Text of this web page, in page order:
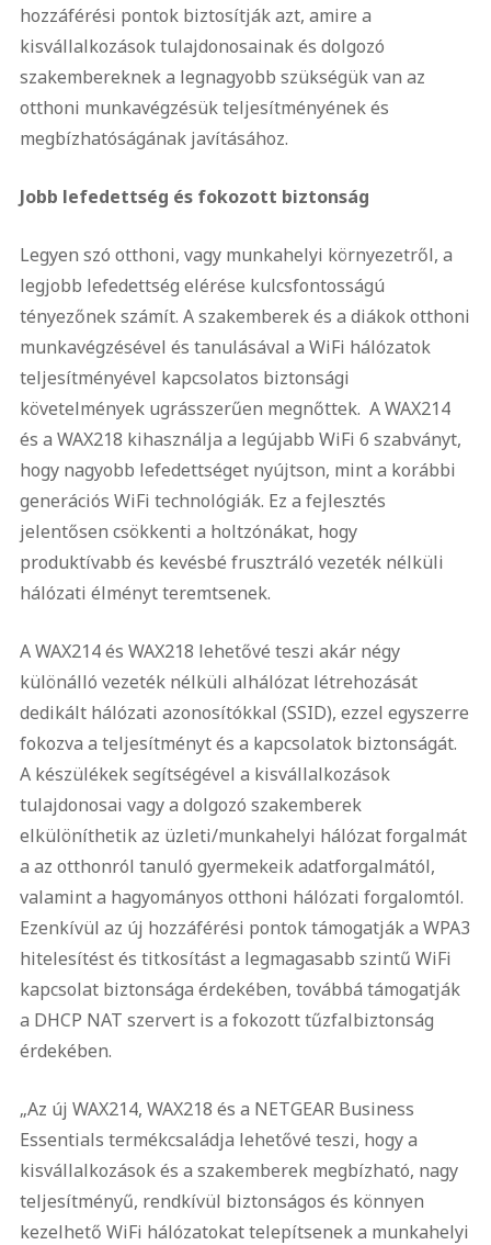
hozzáférési pontok biztosítják azt, amire a
kisvállalkozások tulajdonosainak és dolgozó
szakembereknek a legnagyobb szükségük van az
otthoni munkavégzésük teljesítményének és
megbízhatóságának javításához.
Jobb lefedettség és fokozott biztonság
Legyen szó otthoni, vagy munkahelyi környezetről, a
legjobb lefedettség elérése kulcsfontosságú
tényezőnek számít. A szakemberek és a diákok otthoni
munkavégzésével és tanulásával a WiFi hálózatok
teljesítményével kapcsolatos biztonsági
követelmények ugrásszerűen megnőttek. A WAX214
és a WAX218 kihasználja a legújabb WiFi 6 szabványt,
hogy nagyobb lefedettséget nyújtson, mint a korábbi
generációs WiFi technológiák. Ez a fejlesztés
jelentősen csökkenti a holtzónákat, hogy
produktívabb és kevésbé frusztráló vezeték nélküli
hálózati élményt teremtsenek.
A WAX214 és WAX218 lehetővé teszi akár négy
különálló vezeték nélküli alhálózat létrehozását
dedikált hálózati azonosítókkal (SSID), ezzel egyszerre
fokozva a teljesítményt és a kapcsolatok biztonságát.
A készülékek segítségével a kisvállalkozások
tulajdonosai vagy a dolgozó szakemberek
elkülöníthetik az üzleti/munkahelyi hálózat forgalmát
a az otthonról tanuló gyermekeik adatforgalmától,
valamint a hagyományos otthoni hálózati forgalomtól.
Ezenkívül az új hozzáférési pontok támogatják a WPA3
hitelesítést és titkosítást a legmagasabb szintű WiFi
kapcsolat biztonsága érdekében, továbbá támogatják
a DHCP NAT szervert is a fokozott tűzfalbiztonság
érdekében.
„Az új WAX214, WAX218 és a NETGEAR Business
Essentials termékcsaládja lehetővé teszi, hogy a
kisvállalkozások és a szakemberek megbízható, nagy
teljesítményű, rendkívül biztonságos és könnyen
kezelhető WiFi hálózatokat telepítsenek a munkahelyi